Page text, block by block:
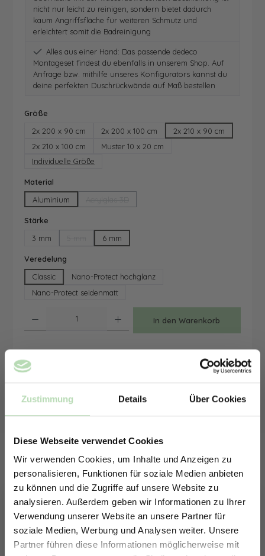
Zustimmung Details Über Cookies
Diese Webseite verwendet Cookies
Wir verwenden Cookies, um Inhalte und Anzeigen zu
personalisieren, Funktionen für soziale Medien anbieten
zu können und die Zugriffe auf unsere Website zu
analysieren. Außerdem geben wir Informationen zu Ihrer
Verwendung unserer Website an unsere Partner für
soziale Medien, Werbung und Analysen weiter. Unsere
Partner führen diese Informationen möglicherweise mit
nicht nur leicht zu reinigen, sondern bietet dadurch
kaum Angriffsfläche für weiteren Schmutz und
erleichtert somit die Badreinigung
Alles aus einer Hand: Das passende dedeco
Montageset findest du ebenfalls in unserem Shop. Auf
Anfrage bzw. mithilfe unseres Konfigurators kannst du
deine perfekten Duschrückwände auf Maß bestellen
Größe
2x 200 x 90 cm
2x 200 x 100 cm
2x 210 x 90 cm
2x 210 x 100 cm
Muster 10 x 20 cm
Individuelle Größe
Material
Aluminium
Stärke
3 mm
(Diese Option ist zurzeit nicht verfügbar.)
6 mm
Veredelung
Classic
Nano-Protect hochglanz
Nano-Protect seidenmatt
In den Warenkorb
Lieferzeit:
ERHALTE 5% RABATT AUF